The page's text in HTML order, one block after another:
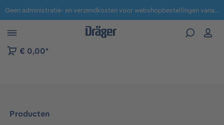
naar navigatie B2B-platform Geen administratie- en verzendkosten voor webshopbestellingen vanaf € 100,-.
€ 0,00*
Producten